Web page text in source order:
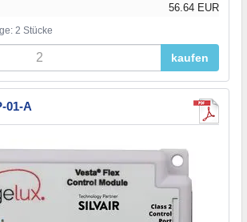
56.64 EUR
2 Stücke
kaufen
01-A